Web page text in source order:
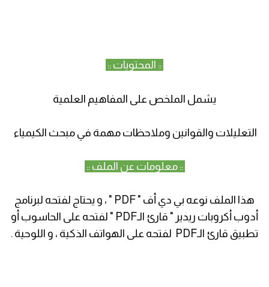
:: المحتويات ::
يشمل الملخص على المفاهيم العلمية
التعليلات والقوانين وملاحظات مهمة في مبحث الكيمياء
:: معلومات عن الملف ::
هذا الملف نوعه بي دي أف " PDF " ، و يحتاج لفتحه لبرنامج
أدوب أكروبات ريدير " قارئ الـPDF " لفتحه على الحاسوب أو
تطبيق قارئ الـPDF لفتحه على الهواتف الذكية ، و اللوحية .